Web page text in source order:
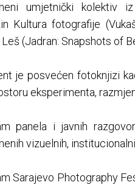
umjetnički kolektiv
Kultura fotografije
(Jadran: Snapshots of
je posvećen fotoknjizi
eksperimenta,
panela i javnih
vizuelnih,
Sarajevo Photography